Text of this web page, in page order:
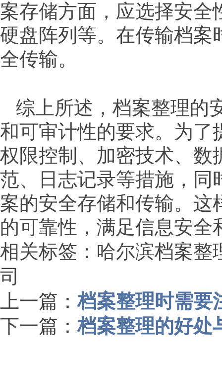
案存储方面，应选择安全
硬盘阵列等。在传输档案
全传输。
综上所述，档案整理的
和可审计性的要求。为了
权限控制、加密技术、数
范、日志记录等措施，同
案的安全存储和传输。这
的可靠性，满足信息安全
相关标签：哈尔滨档案
司
上一篇：档案整理时需要
下一篇：档案整理的好处